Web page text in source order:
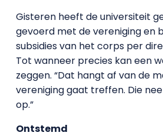
Gisteren heeft de universiteit
gevoerd met de vereniging en
subsidies van het corps per
Tot wanneer precies kan een
zeggen. “Dat hangt af van de
vereniging gaat treffen. Die
op.”
Ontstemd